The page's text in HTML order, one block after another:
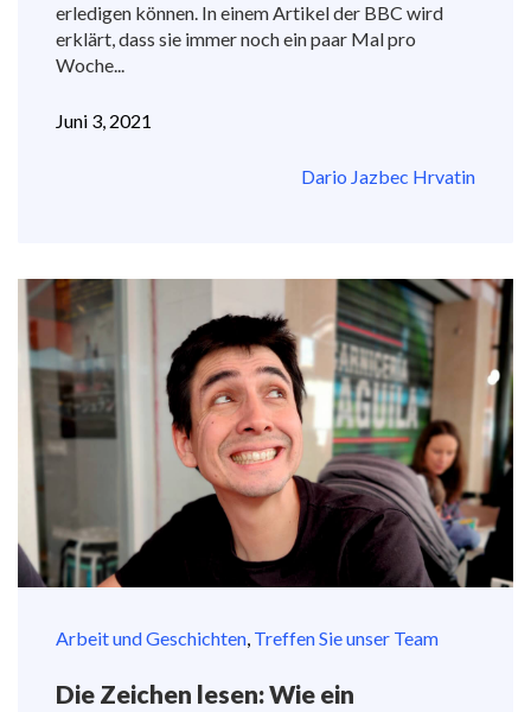
erledigen können. In einem Artikel der BBC wird
erklärt, dass sie immer noch ein paar Mal pro
Woche...
Juni 3, 2021
Dario Jazbec Hrvatin
Arbeit und Geschichten Treffen Sie unser Team
Die Zeichen lesen: Wie ein